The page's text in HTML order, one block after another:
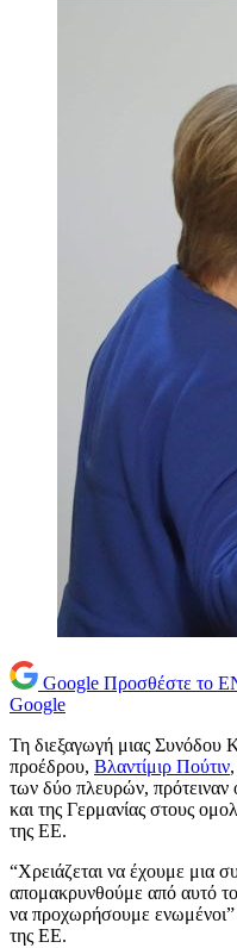
Google Προσθέστε το
Google
Τη διεξαγωγή μιας
προέδρου, Βλαντίμιρ Πούτιν
των δύο πλευρών, πρότειναν
και της Γερμανίας στους
της ΕΕ.
“Χρειάζεται να έχουμε μια
απομακρυνθούμε από αυτό
να προχωρήσουμε
της ΕΕ.